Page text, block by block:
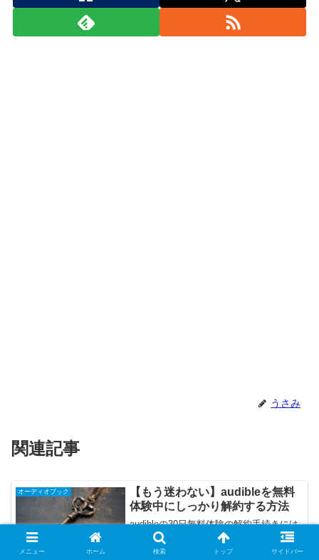
うさみ
関連記事
オーディオブック
【もう迷わない】audibleを無料
体験中にしっかり解約する方法
audibleの30日無料体験の解約手続きには
罠が潜むという…。本記事では、トラッ
プに引っかかることなく、確実に解約す
メニュー ホーム 検索 トップ サイドバー